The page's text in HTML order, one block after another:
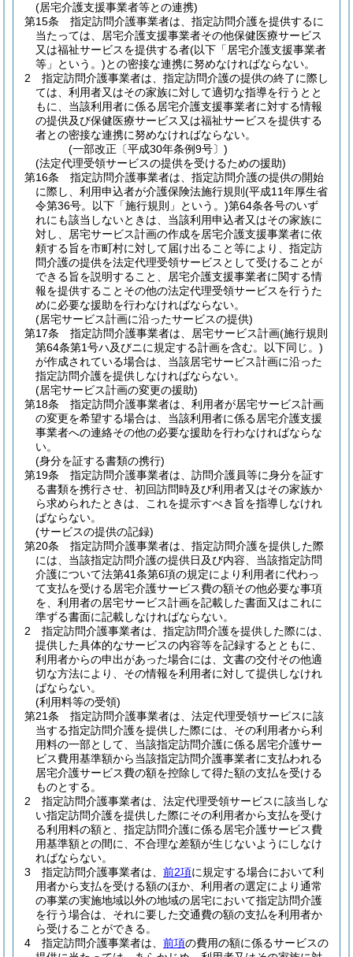
(居宅介護支援事業者等との連携)
第15条
指定訪問介護事業者は、指定訪問介護を提供するに
当たっては、居宅介護支援事業者その他保健医療サービス
又は福祉サービスを提供する者(以下「居宅介護支援事業者
等」という。)との密接な連携に努めなければならない。
2
指定訪問介護事業者は、指定訪問介護の提供の終了に際し
ては、利用者又はその家族に対して適切な指導を行うとと
もに、当該利用者に係る居宅介護支援事業者に対する情報
の提供及び保健医療サービス又は福祉サービスを提供する
者との密接な連携に努めなければならない。
(一部改正〔平成30年条例9号〕)
(法定代理受領サービスの提供を受けるための援助)
第16条
指定訪問介護事業者は、指定訪問介護の提供の開始
に際し、利用申込者が介護保険法施行規則 (平成11年厚生省
令第36号。以下「施行規則」という。)第64条各号のいず
れにも該当しないときは、当該利用申込者又はその家族に
対し、居宅サービス計画の作成を居宅介護支援事業者に依
頼する旨を市町村に対して届け出ること等により、指定訪
問介護の提供を法定代理受領サービスとして受けることが
できる旨を説明すること、居宅介護支援事業者に関する情
報を提供することその他の法定代理受領サービスを行うた
めに必要な援助を行わなければならない。
(居宅サービス計画に沿ったサービスの提供)
第17条
指定訪問介護事業者は、居宅サービス計画(施行規則
第64条第1号ハ及びニに規定する計画を含む。以下同じ。)
が作成されている場合は、当該居宅サービス計画に沿った
指定訪問介護を提供しなければならない。
(居宅サービス計画の変更の援助)
第18条
指定訪問介護事業者は、利用者が居宅サービス計画
の変更を希望する場合は、当該利用者に係る居宅介護支援
事業者への連絡その他の必要な援助を行わなければならな
い。
(身分を証する書類の携行)
第19条
指定訪問介護事業者は、訪問介護員等に身分を証す
る書類を携行させ、初回訪問時及び利用者又はその家族か
ら求められたときは、これを提示すべき旨を指導しなけれ
ばならない。
(サービスの提供の記録)
第20条
指定訪問介護事業者は、指定訪問介護を提供した際
には、当該指定訪問介護の提供日及び内容、当該指定訪問
介護について法第41条第6項の規定により利用者に代わっ
て支払を受ける居宅介護サービス費の額その他必要な事項
を、利用者の居宅サービス計画を記載した書面又はこれに
準ずる書面に記載しなければならない。
2
指定訪問介護事業者は、指定訪問介護を提供した際には、
提供した具体的なサービスの内容等を記録するとともに、
利用者からの申出があった場合には、文書の交付その他適
切な方法により、その情報を利用者に対して提供しなけれ
ばならない。
(利用料等の受領)
第21条
指定訪問介護事業者は、法定代理受領サービスに該
当する指定訪問介護を提供した際には、その利用者から利
用料の一部として、当該指定訪問介護に係る居宅介護サー
ビス費用基準額から当該指定訪問介護事業者に支払われる
居宅介護サービス費の額を控除して得た額の支払を受ける
ものとする。
2
指定訪問介護事業者は、法定代理受領サービスに該当しな
い指定訪問介護を提供した際にその利用者から支払を受け
る利用料の額と、指定訪問介護に係る居宅介護サービス費
用基準額との間に、不合理な差額が生じないようにしなけ
ればならない。
3
指定訪問介護事業者は、 前2項に規定する場合において利
用者から支払を受ける額のほか、利用者の選定により通常
の事業の実施地域以外の地域の居宅において指定訪問介護
を行う場合は、それに要した交通費の額の支払を利用者か
ら受けることができる。
4
指定訪問介護事業者は、 前項の費用の額に係るサービスの